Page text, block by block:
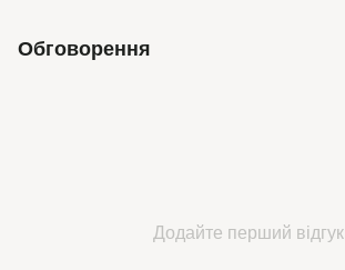
Обговорення
Додайте перший відгук